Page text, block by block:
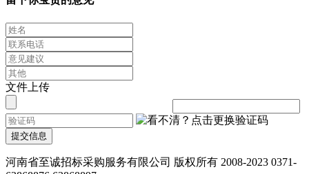
文件上传
提交信息
河南省至诚招标采购服务有限公司 版权所有 2008-2023 0371-